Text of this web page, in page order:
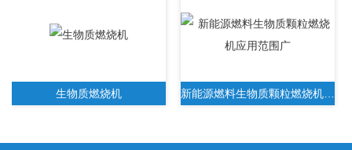
生物质燃烧机 新能源燃料生物质颗粒燃烧机应用范围广